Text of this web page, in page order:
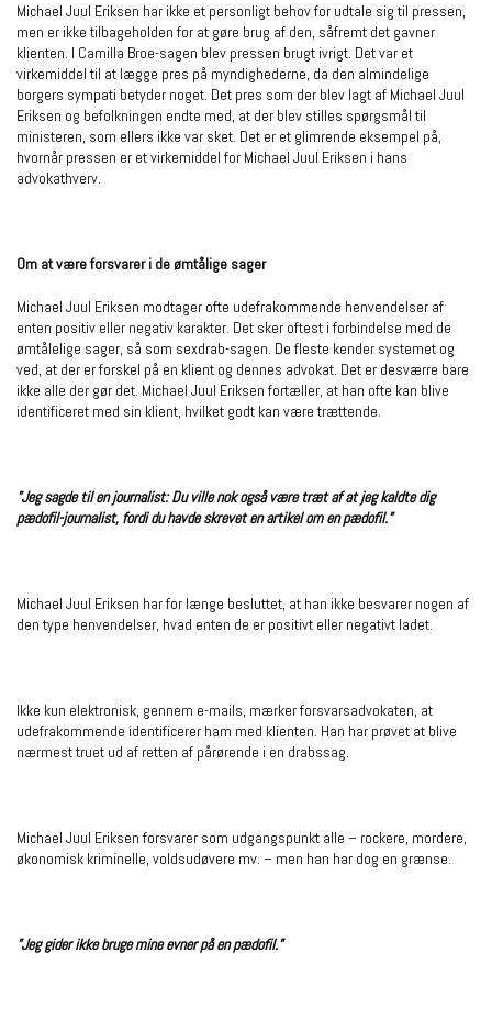
Michael Juul Eriksen har ikke et personligt behov for udtale sig til pressen,
men er ikke tilbageholden for at gøre brug af den, såfremt det gavner
klienten. I Camilla Broe-sagen blev pressen brugt ivrigt. Det var et
virkemiddel til at lægge pres på myndighederne, da den almindelige
borgers sympati betyder noget. Det pres som der blev lagt af Michael Juul
Eriksen og befolkningen endte med, at der blev stilles spørgsmål til
ministeren, som ellers ikke var sket. Det er et glimrende eksempel på,
hvornår pressen er et virkemiddel for Michael Juul Eriksen i hans
advokathverv.
Om at være forsvarer i de ømtålige sager
Michael Juul Eriksen modtager ofte udefrakommende henvendelser af
enten positiv eller negativ karakter. Det sker oftest i forbindelse med de
ømtålelige sager, så som sexdrab-sagen. De fleste kender systemet og
ved, at der er forskel på en klient og dennes advokat. Det er desværre bare
ikke alle der gør det. Michael Juul Eriksen fortæller, at han ofte kan blive
identificeret med sin klient, hvilket godt kan være trættende.
”Jeg sagde til en journalist: Du ville nok også være træt af at jeg kaldte dig
pædofil-journalist, fordi du havde skrevet en artikel om en pædofil.”
Michael Juul Eriksen har for længe besluttet, at han ikke besvarer nogen af
den type henvendelser, hvad enten de er positivt eller negativt ladet.
Ikke kun elektronisk, gennem e-mails, mærker forsvarsadvokaten, at
udefrakommende identificerer ham med klienten. Han har prøvet at blive
nærmest truet ud af retten af pårørende i en drabssag.
Michael Juul Eriksen forsvarer som udgangspunkt alle – rockere, mordere,
økonomisk kriminelle, voldsudøvere mv. – men han har dog en grænse.
”Jeg gider ikke bruge mine evner på en pædofil.”